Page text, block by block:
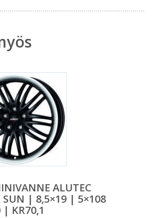
ALUTEC
SUN | 8,5×19 | 5×108
| KR70,1